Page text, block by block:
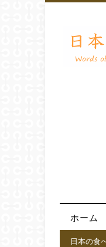
ホーム
日本の食